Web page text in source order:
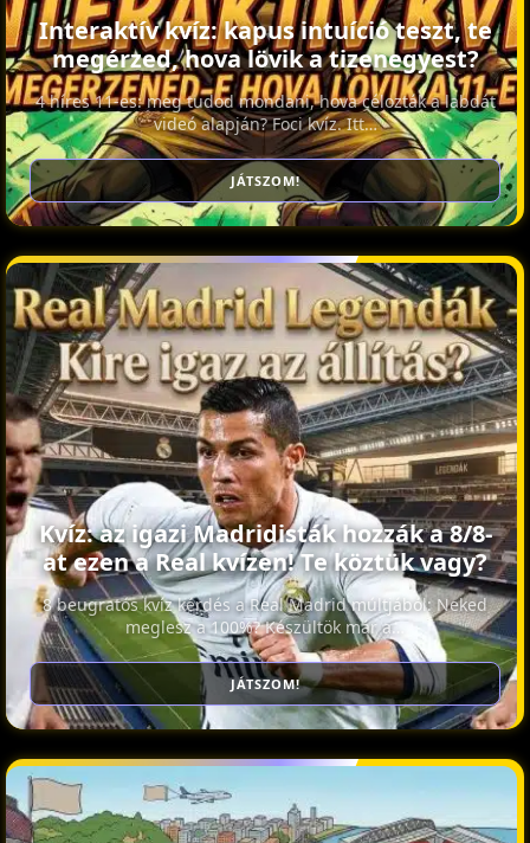
Interaktív kvíz: kapus intuíció teszt, te
megérzed, hova lövik a tizenegyest?
4 híres 11-es: meg tudod mondani, hova célozták a labdát
videó alapján? Foci kvíz. Itt…
JÁTSZOM!
Kvíz: az igazi Madridisták hozzák a 8/8-
at ezen a Real kvízen! Te köztük vagy?
8 beugratós kvíz kérdés a Real Madrid múltjából: Neked
meglesz a 100%? Készültök már a…
JÁTSZOM!